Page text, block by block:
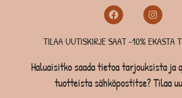
TILAA UUTISKIRJE SAAT -10% EKASTA
Haluaisitko saada tietoa tarjouksista ja
tuotteista sähköpostitse? Tilaa